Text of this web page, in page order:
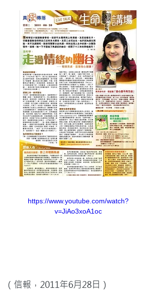
https://www.youtube.com/watch?
v=JiAo3xoA1oc
（信報，2011年6月28日）